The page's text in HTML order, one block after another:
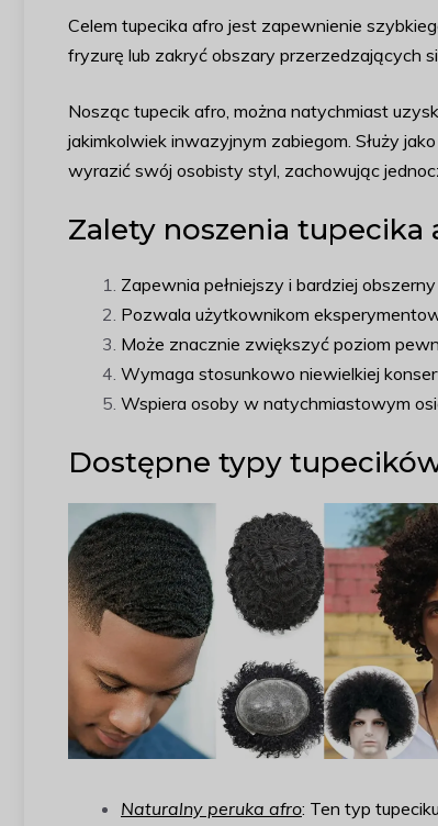
Celem tupecika afro jest zapewnienie
fryzurę lub zakryć obszary przerzedzających
Nosząc tupecik afro, można natychmiast
jakimkolwiek inwazyjnym zabiegom. Służy
wyrazić swój osobisty styl, zachowując
Zalety noszenia tupecika
Zapewnia pełniejszy i bardziej
Pozwala użytkownikom
Może znacznie zwiększyć poziom
Wymaga stosunkowo niewielkiej
Wspiera osoby w natychmiastowym
Dostępne typy
Naturalny peruka afro: Ten typ